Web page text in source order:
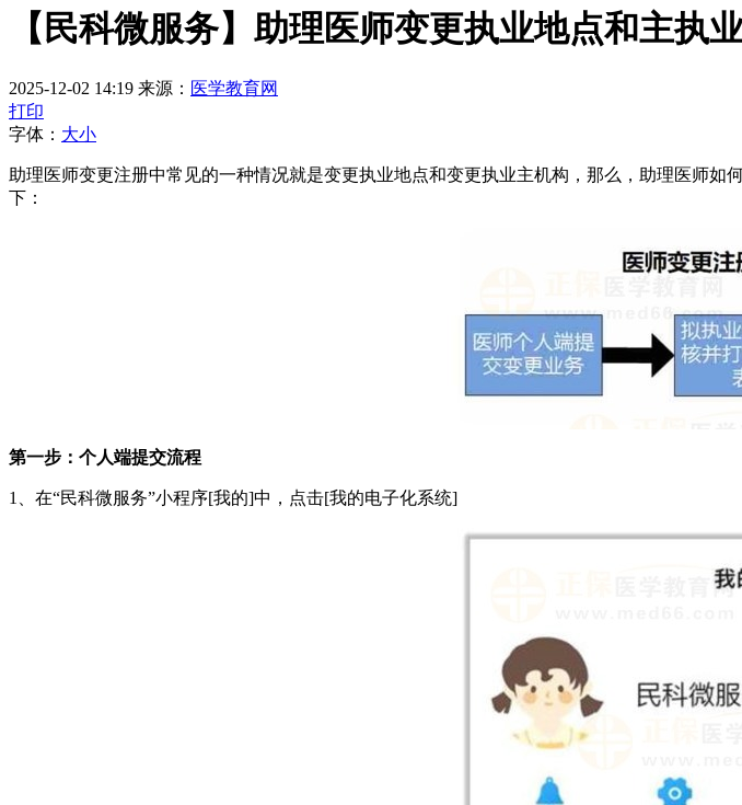
【民科微服务】助理医师变更执业地点和主执
2025-12-02 14:19 来源： 医学教育网
打印
字体： 大小
助理医师变更注册中常见的一种情况就是变更执业地点和变更执业主机构，那么，助理医师
下：
第一步：个人端提交流程
1、在“民科微服务”小程序[我的]中，点击[我的电子化系统]